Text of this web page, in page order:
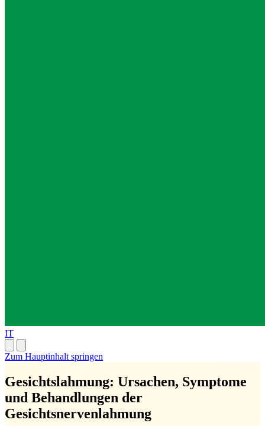
IT
Zum Hauptinhalt springen
Gesichtslahmung: Ursachen, Symptome
und Behandlungen der
Gesichtsnervenlahmung